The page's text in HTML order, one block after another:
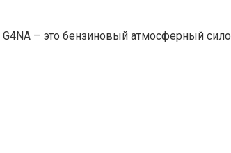
– это бензиновый атмосферный